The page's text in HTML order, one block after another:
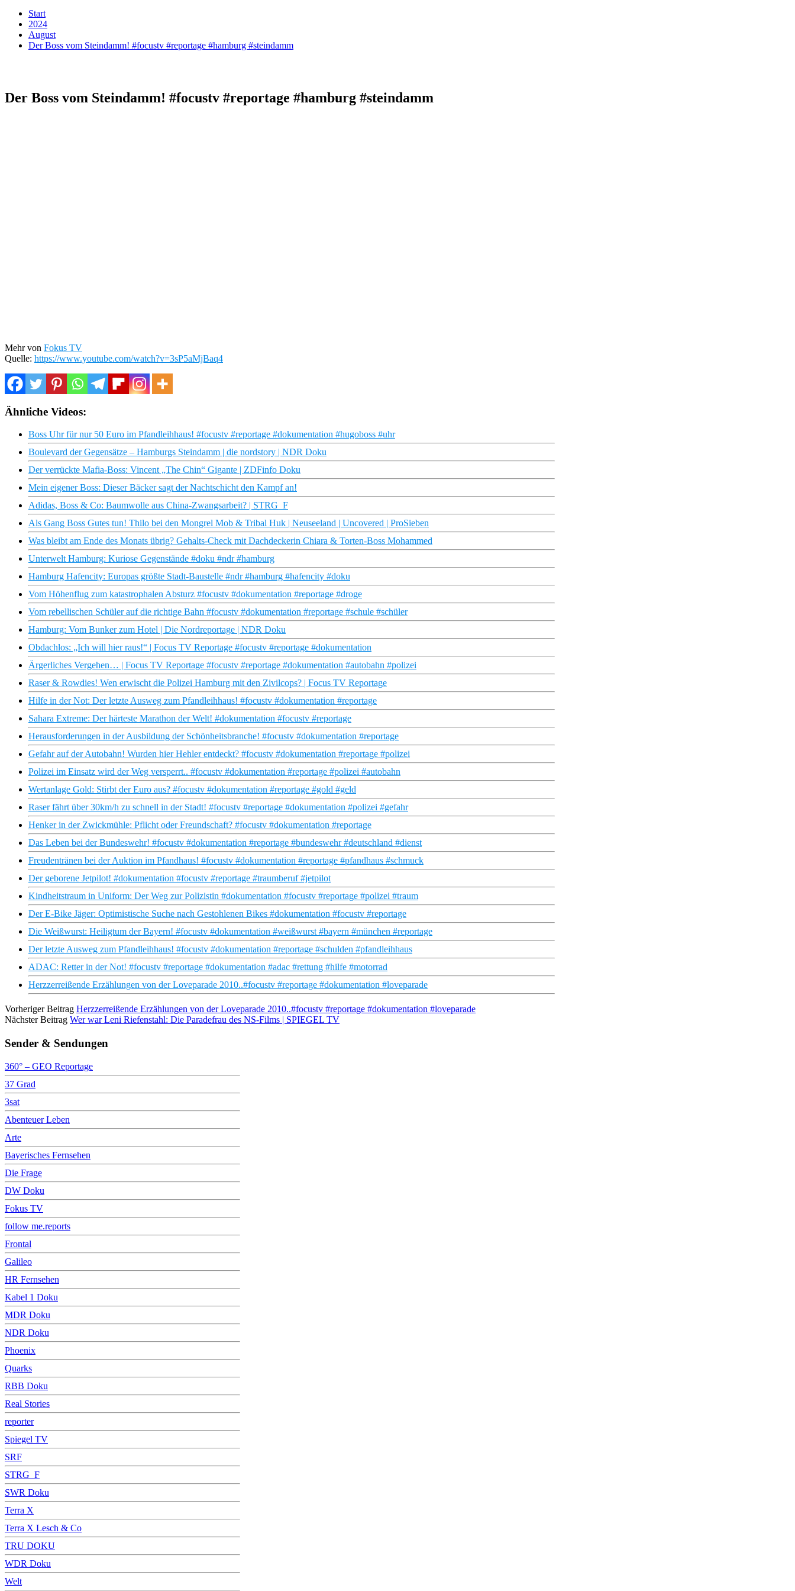
Start
2024
August
Der Boss vom Steindamm! #focustv #reportage #hamburg #steindamm
Der Boss vom Steindamm! #focustv #reportage #hamburg #steindamm
Mehr von Fokus TV
Quelle: https://www.youtube.com/watch?v=3sP5aMjBaq4
Ähnliche Videos:
Boss Uhr für nur 50 Euro im Pfandleihhaus! #focustv #reportage #dokumentation #hugoboss #uhr
Boulevard der Gegensätze – Hamburgs Steindamm | die nordstory | NDR Doku
Der verrückte Mafia-Boss: Vincent „The Chin“ Gigante | ZDFinfo Doku
Mein eigener Boss: Dieser Bäcker sagt der Nachtschicht den Kampf an!
Adidas, Boss & Co: Baumwolle aus China-Zwangsarbeit? | STRG_F
Als Gang Boss Gutes tun! Thilo bei den Mongrel Mob & Tribal Huk | Neuseeland | Uncovered | ProSieben
Was bleibt am Ende des Monats übrig? Gehalts-Check mit Dachdeckerin Chiara & Torten-Boss Mohammed
Unterwelt Hamburg: Kuriose Gegenstände #doku #ndr #hamburg
Hamburg Hafencity: Europas größte Stadt-Baustelle #ndr #hamburg #hafencity #doku
Vom Höhenflug zum katastrophalen Absturz #focustv #dokumentation #reportage #droge
Vom rebellischen Schüler auf die richtige Bahn #focustv #dokumentation #reportage #schule #schüler
Hamburg: Vom Bunker zum Hotel | Die Nordreportage | NDR Doku
Obdachlos: „Ich will hier raus!“ | Focus TV Reportage #focustv #reportage #dokumentation
Ärgerliches Vergehen… | Focus TV Reportage #focustv #reportage #dokumentation #autobahn #polizei
Raser & Rowdies! Wen erwischt die Polizei Hamburg mit den Zivilcops? | Focus TV Reportage
Hilfe in der Not: Der letzte Ausweg zum Pfandleihhaus! #focustv #dokumentation #reportage
Sahara Extreme: Der härteste Marathon der Welt! #dokumentation #focustv #reportage
Herausforderungen in der Ausbildung der Schönheitsbranche! #focustv #dokumentation #reportage
Gefahr auf der Autobahn! Wurden hier Hehler entdeckt? #focustv #dokumentation #reportage #polizei
Polizei im Einsatz wird der Weg versperrt.. #focustv #dokumentation #reportage #polizei #autobahn
Wertanlage Gold: Stirbt der Euro aus? #focustv #dokumentation #reportage #gold #geld
Raser fährt über 30km/h zu schnell in der Stadt! #focustv #reportage #dokumentation #polizei #gefahr
Henker in der Zwickmühle: Pflicht oder Freundschaft? #focustv #dokumentation #reportage
Das Leben bei der Bundeswehr! #focustv #dokumentation #reportage #bundeswehr #deutschland #dienst
Freudentränen bei der Auktion im Pfandhaus! #focustv #dokumentation #reportage #pfandhaus #schmuck
Der geborene Jetpilot! #dokumentation #focustv #reportage #traumberuf #jetpilot
Kindheitstraum in Uniform: Der Weg zur Polizistin #dokumentation #focustv #reportage #polizei #traum
Der E-Bike Jäger: Optimistische Suche nach Gestohlenen Bikes #dokumentation #focustv #reportage
Die Weißwurst: Heiligtum der Bayern! #focustv #dokumentation #weißwurst #bayern #münchen #reportage
Der letzte Ausweg zum Pfandleihhaus! #focustv #dokumentation #reportage #schulden #pfandleihhaus
ADAC: Retter in der Not! #focustv #reportage #dokumentation #adac #rettung #hilfe #motorrad
Herzzerreißende Erzählungen von der Loveparade 2010..#focustv #reportage #dokumentation #loveparade
Vorheriger Beitrag Herzzerreißende Erzählungen von der Loveparade 2010..#focustv #reportage #dokumentation #loveparade
Nächster Beitrag Wer war Leni Riefenstahl: Die Paradefrau des NS-Films | SPIEGEL TV
Sender & Sendungen
360° – GEO Reportage
37 Grad
3sat
Abenteuer Leben
Arte
Bayerisches Fernsehen
Die Frage
DW Doku
Fokus TV
follow me.reports
Frontal
Galileo
HR Fernsehen
Kabel 1 Doku
MDR Doku
NDR Doku
Phoenix
Quarks
RBB Doku
Real Stories
reporter
Spiegel TV
SRF
STRG_F
SWR Doku
Terra X
Terra X Lesch & Co
TRU DOKU
WDR Doku
Welt